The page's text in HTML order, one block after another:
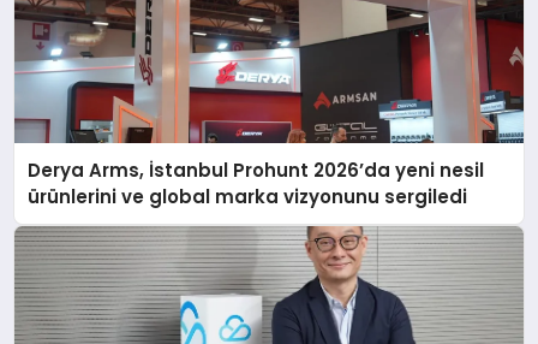
Derya Arms, İstanbul Prohunt 2026’da yeni nesil
ürünlerini ve global marka vizyonunu sergiledi